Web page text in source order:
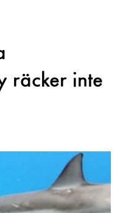
räcker inte